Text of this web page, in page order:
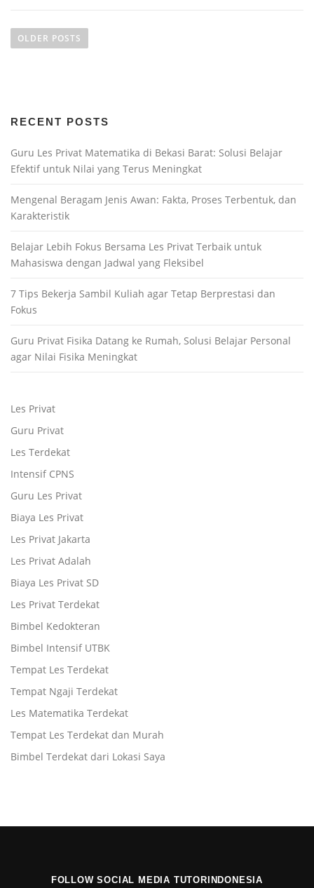
OLDER POSTS
RECENT POSTS
Guru Les Privat Matematika di Bekasi Barat: Solusi Belajar
Efektif untuk Nilai yang Terus Meningkat
Mengenal Beragam Jenis Awan: Fakta, Proses Terbentuk, dan
Karakteristik
Belajar Lebih Fokus Bersama Les Privat Terbaik untuk
Mahasiswa dengan Jadwal yang Fleksibel
7 Tips Bekerja Sambil Kuliah agar Tetap Berprestasi dan
Fokus
Guru Privat Fisika Datang ke Rumah, Solusi Belajar Personal
agar Nilai Fisika Meningkat
Les Privat
Guru Privat
Les Terdekat
Intensif CPNS
Guru Les Privat
Biaya Les Privat
Les Privat Jakarta
Les Privat Adalah
Biaya Les Privat SD
Les Privat Terdekat
Bimbel Kedokteran
Bimbel Intensif UTBK
Tempat Les Terdekat
Tempat Ngaji Terdekat
Les Matematika Terdekat
Tempat Les Terdekat dan Murah
Bimbel Terdekat dari Lokasi Saya
FOLLOW SOCIAL MEDIA TUTORINDONESIA